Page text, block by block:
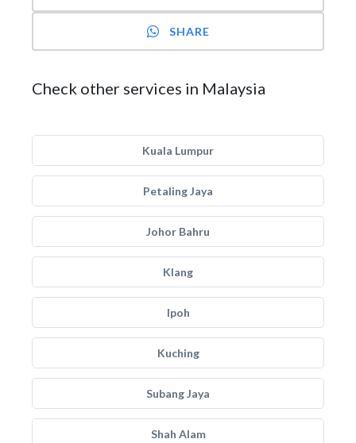
SHARE
Check other services in Malaysia
Kuala Lumpur
Petaling Jaya
Johor Bahru
Klang
Ipoh
Kuching
Subang Jaya
Shah Alam